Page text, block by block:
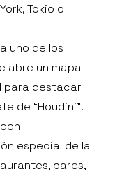
Tokio o
uno de los
abre un mapa
para destacar
de “Houdini”.
especial de la
bares,